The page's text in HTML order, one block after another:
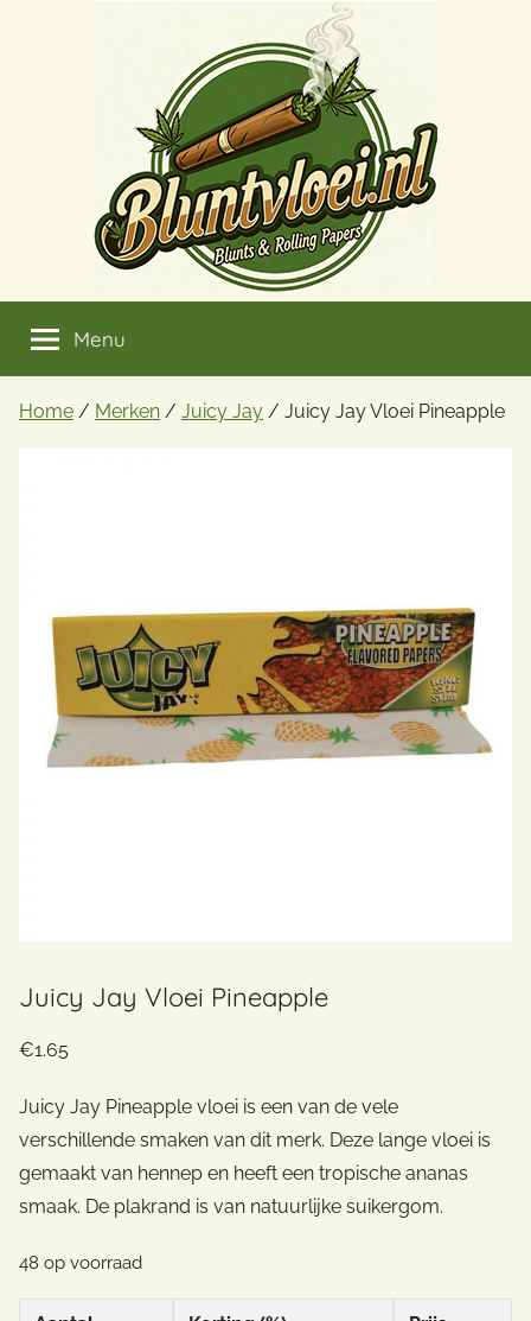
Menu
Home / Merken / Juicy Jay / Juicy Jay Vloei Pineapple
Juicy Jay Vloei Pineapple
€1.65
Juicy Jay Pineapple vloei is een van de vele
verschillende smaken van dit merk. Deze lange vloei is
gemaakt van hennep en heeft een tropische ananas
smaak. De plakrand is van natuurlijke suikergom.
48 op voorraad